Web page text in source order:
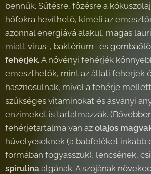
bennük. Sütésre, főzésre a
hőfokra hevíthető, kíméli az
azonnal energiává alakul, magas
miatt vírus-, baktérium- és gombaölő
fehérjék. A növényi fehérjék
emészthetők, mint az állati fehérjék
hasznosulnak, mivel a fehérje
szükséges vitaminokat és ásványi
enzimeket is tartalmazzák.
fehérjetartalma van az olajos
hüvelyeseknek (a babféléket inkább
formában fogyasszuk), lencsének,
spirulina algának. A szójának